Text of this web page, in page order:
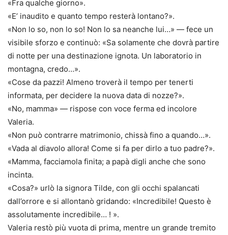
«Fra qualche giorno».
«E’ inaudito e quanto tempo resterà lontano?».
«Non lo so, non lo so! Non lo sa neanche lui…» — fece un
visibile sforzo e continuò: «Sa solamente che dovrà partire
di notte per una destinazione ignota. Un laboratorio in
montagna, credo…».
«Cose da pazzi! Almeno troverà il tempo per tenerti
informata, per decidere la nuova data di nozze?».
«No, mamma» — rispose con voce ferma ed incolore
Valeria.
«Non può contrarre matrimonio, chissà fino a quando…».
«Vada al diavolo allora! Come si fa per dirlo a tuo padre?».
«Mamma, facciamola finita; a papà digli anche che sono
incinta.
«Cosa?» urlò la signora Tilde, con gli occhi spalancati
dall’orrore e si allontanò gridando: «Incredibile! Questo è
assolutamente incredibile… ! ».
Valeria restò più vuota di prima, mentre un grande tremito